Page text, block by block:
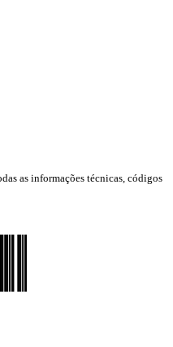
as informações técnicas, códigos